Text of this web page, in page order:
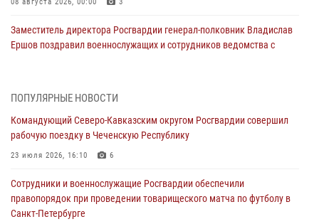
Заместитель директора Росгвардии генерал-полковник Владислав
Ершов поздравил военнослужащих и сотрудников ведомства с
операция войск правопорядка
07 августа 2026, 15:28
пресечена противоправная деятельность, связанная с пропагандой
терроризма (видео)
07 августа 2026, 13:30
ПОПУЛЯРНЫЕ НОВОСТИ
Командующий Северо-Кавказским округом Росгвардии совершил
рабочую поездку в Чеченскую Республику
23 июля 2026, 16:10 6
Сотрудники и военнослужащие Росгвардии обеспечили
правопорядок при проведении товарищеского матча по футболу в
Санкт-Петербурге